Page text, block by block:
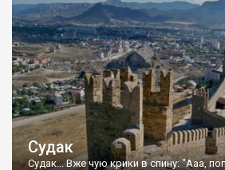
Судак
Судак... Вже чую крики в спину: "Ааа,